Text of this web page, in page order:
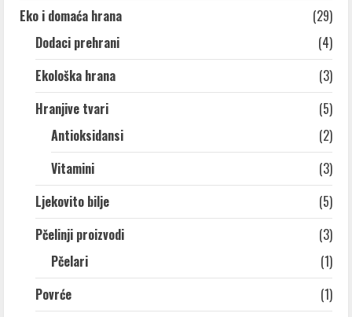
Eko i domaća hrana
(29)
Dodaci prehrani
(4)
Ekološka hrana
(3)
Hranjive tvari
(5)
Antioksidansi
(2)
Vitamini
(3)
Ljekovito bilje
(5)
Pčelinji proizvodi
(3)
Pčelari
(1)
Povrće
(1)